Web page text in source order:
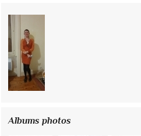
Albums photos